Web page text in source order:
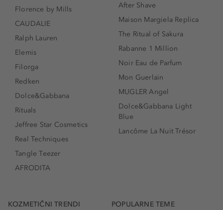
Florence by Mills
CAUDALIE
Ralph Lauren
Elemis
Filorga
Redken
Dolce&Gabbana
Rituals
Jeffree Star Cosmetics
Real Techniques
Tangle Teezer
AFRODITA
After Shave
Maison Margiela Replica
The Ritual of Sakura
Rabanne 1 Million
Noir Eau de Parfum
Mon Guerlain
MUGLER Angel
Dolce&Gabbana Light
Blue
Lancôme La Nuit Trésor
KOZMETIČNI TRENDI POPULARNE TEME